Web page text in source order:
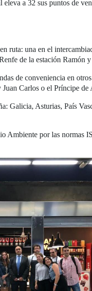
a 32 sus puntos de
ruta: una en el
de la estación
de conveniencia en
Carlos o el Príncipe de
Galicia, Asturias, País
Ambiente por las normas